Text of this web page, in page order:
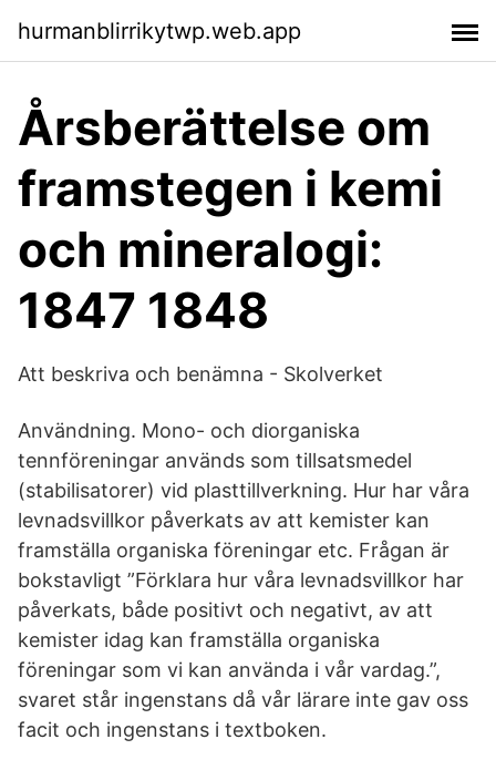
hurmanblirrikytwp.web.app
Årsberättelse om
framstegen i kemi
och mineralogi:
1847 1848
Att beskriva och benämna - Skolverket
Användning. Mono- och diorganiska
tennföreningar används som tillsatsmedel
(stabilisatorer) vid plasttillverkning. Hur har våra
levnadsvillkor påverkats av att kemister kan
framställa organiska föreningar etc. Frågan är
bokstavligt ”Förklara hur våra levnadsvillkor har
påverkats, både positivt och negativt, av att
kemister idag kan framställa organiska
föreningar som vi kan använda i vår vardag.”,
svaret står ingenstans då vår lärare inte gav oss
facit och ingenstans i textboken.